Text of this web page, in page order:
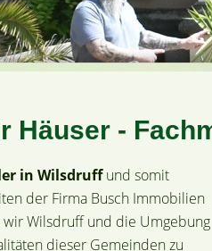
Häuser -
in Wilsdruffund somit
der Firma Busch Immobilien
wir Wilsdruff und die Umgebung
dieser Gemeinden zu